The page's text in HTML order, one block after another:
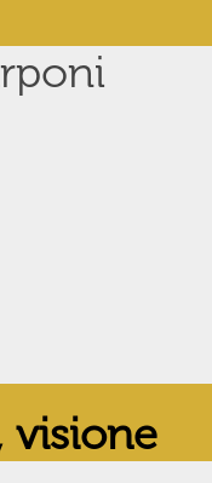
visione